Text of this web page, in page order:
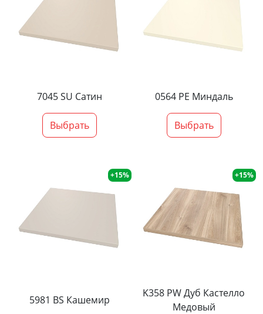
7045 SU Сатин
Выбрать
0564 PE Миндаль
Выбрать
+15%
5981 BS Кашемир
+15%
K358 PW Дуб Кастелло
Медовый